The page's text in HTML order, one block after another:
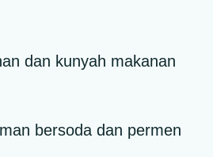
dan kunyah makanan
bersoda dan permen